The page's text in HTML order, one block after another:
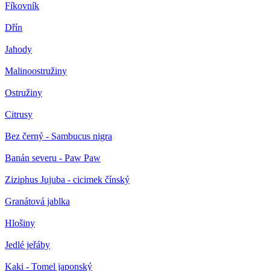
Fíkovník
Dřín
Jahody
Malinoostružiny
Ostružiny
Citrusy
Bez černý - Sambucus nigra
Banán severu - Paw Paw
Ziziphus Jujuba - cicimek čínský
Granátová jablka
Hlošiny
Jedlé jeřáby
Kaki - Tomel japonský